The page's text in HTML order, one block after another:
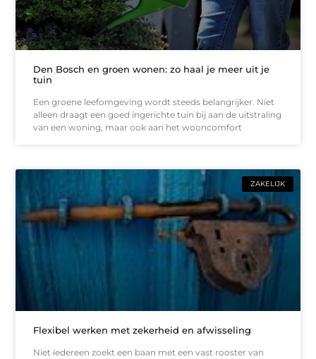
Den Bosch en groen wonen: zo haal je meer uit je
tuin
Een groene leefomgeving wordt steeds belangrijker. Niet
alleen draagt een goed ingerichte tuin bij aan de uitstraling
van een woning, maar ook aan het wooncomfort
ZAKELIJK
Flexibel werken met zekerheid en afwisseling
Niet iedereen zoekt een baan met een vast rooster van